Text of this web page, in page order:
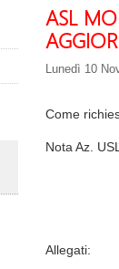
ASL
Lunedì 10
Come
Nota Az. USL
Allegati: